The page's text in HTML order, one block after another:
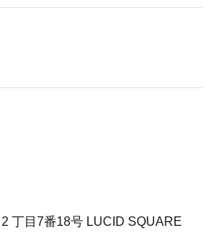
丁目7番18号 LUCID SQUARE